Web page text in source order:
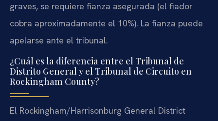
graves, se requiere fianza asegurada (el fiador
cobra aproximadamente el 10%). La fianza puede
apelarse ante el tribunal.
¿Cuál es la diferencia entre el Tribunal de
Distrito General y el Tribunal de Circuito en
Rockingham County?
El Rockingham/Harrisonburg General District